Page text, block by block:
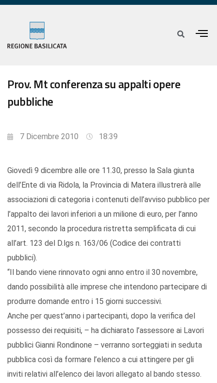
Prov. Mt conferenza su appalti opere
pubbliche
7 Dicembre 2010 18:39
Giovedì 9 dicembre alle ore 11.30, presso la Sala giunta
dell’Ente di via Ridola, la Provincia di Matera illustrerà alle
associazioni di categoria i contenuti dell’avviso pubblico per
l’appalto dei lavori inferiori a un milione di euro, per l’anno
2011, secondo la procedura ristretta semplificata di cui
all’art. 123 del D.lgs n. 163/06 (Codice dei contratti
pubblici).
“Il bando viene rinnovato ogni anno entro il 30 novembre,
dando possibilità alle imprese che intendono partecipare di
produrre domande entro i 15 giorni successivi.
Anche per quest’anno i partecipanti, dopo la verifica del
possesso dei requisiti, – ha dichiarato l’assessore ai Lavori
pubblici Gianni Rondinone – verranno sorteggiati in seduta
pubblica così da formare l’elenco a cui attingere per gli
inviti relativi all’elenco dei lavori allegato al bando stesso.